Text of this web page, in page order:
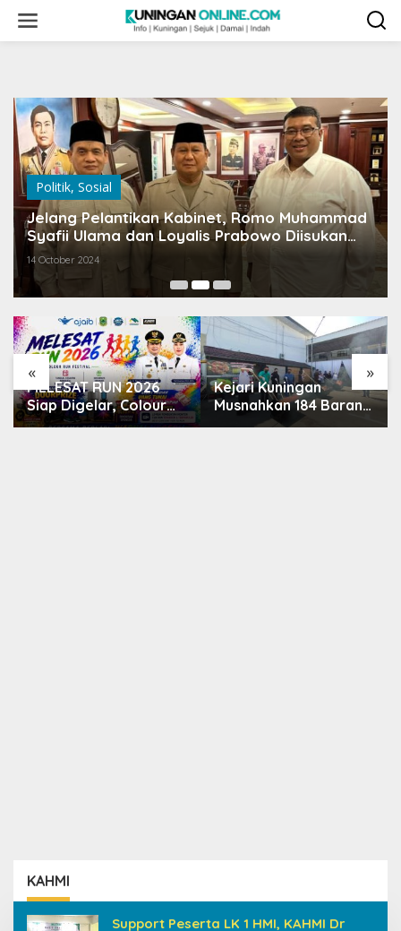
content
Politik, Sosial
Jelang Pelantikan Kabinet, Romo Muhammad
Syafii Ulama dan Loyalis Prabowo Diisukan
Jadi Menteri
14 October 2024
« »
MELESAT RUN 2026
Siap Digelar, Colour
Run 5,28 Km Jadi Ajang
Kejari Kuningan
Musnahkan 184 Barang
Bukti dari 39 Perkara
KAHMI
Support Peserta LK 1 HMI, KAHMI Dr